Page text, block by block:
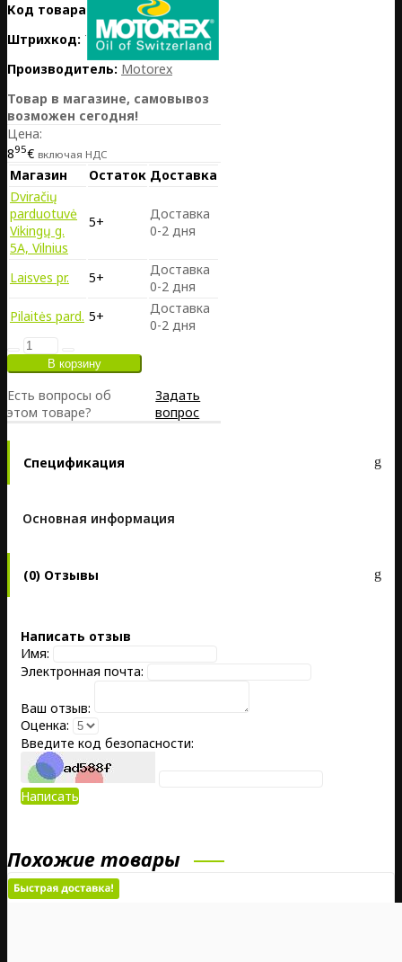
Код товара:
PL01-MOT310216
Штрихкод: 7611197000907
Производитель: Motorex
Товар в магазине, самовывоз
возможен сегодня!
Цена:
895€ включая НДС
Магазин Остаток Доставка
Dviračių
parduotuvė
Vikingų g.
5A, Vilnius
5+
Доставка
0-2 дня
Laisves pr. 5+
Доставка
0-2 дня
Pilaitės pard. 5+
Доставка
0-2 дня
Есть вопросы об
этом товаре?
Задать
вопрос
Спецификация
Основная информация
(0) Отзывы
Написать отзыв
Имя:
Электронная почта:
Ваш отзыв:
Оценка:
Введите код безопасности:
Написать
Похожие товары